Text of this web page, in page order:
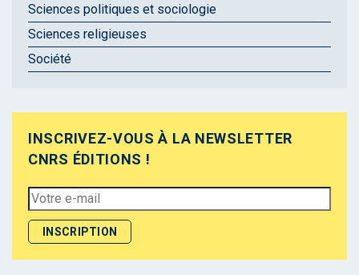
Sciences politiques et sociologie
Sciences religieuses
Société
INSCRIVEZ-VOUS À LA NEWSLETTER
CNRS ÉDITIONS !